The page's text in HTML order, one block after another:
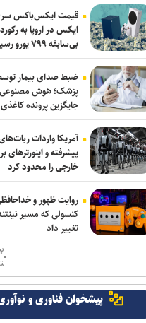
مسیر کشتی‌ها دور زد
دستگیری ۸ نفر از اشرار مسلح
مرتبطین گروهک‌های تروریستی
مذاکرات ایران-عمان درباره تنگه هرمز
دارد/ بیانیه مشترک در مرحله تدوین
نشست وزیران خارجه مصر، ترکیه،
و عربستان با محوریت تحولات منطقه
سازمان ملل: طرف‌ها را به مذاکره
تنگه هرمز تشویق می‌کنیم
انصارالله حمله به یک نفتکش عربستان
بازداشت استاد سال دانشگاه مریلند
پلیس مهاجرت آمریکا
پزشکیان: جامعه امروز بیش از هر
قیمت ایکس‌باکس
ایکس در اروپا به رکورد
بی‌سابقه ۷۹۹ یورو رسید
ضبط صدای بیمار
پزشک؛ هوش مصنوعی
جایگزین پرونده
آمریکا واردات
پیشرفته و اینورترهای
خارجی را محدود کرد
روایت ظهور و
کنسولی که مسیر
تغییر داد
پیشخوان فناوری و